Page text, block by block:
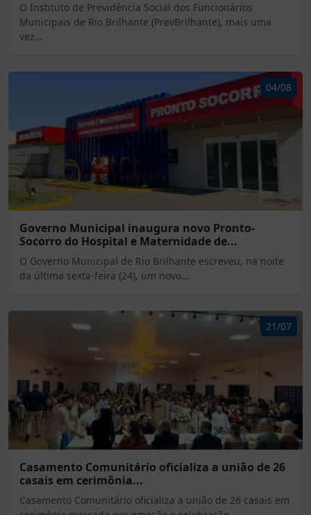
O Instituto de Previdência Social dos Funcionários
Municipais de Rio Brilhante (PrevBrilhante), mais uma
vez...
04/08
Governo Municipal inaugura novo Pronto-
Socorro do Hospital e Maternidade de...
O Governo Municipal de Rio Brilhante escreveu, na noite
da última sexta-feira (24), um novo...
21/07
Casamento Comunitário oficializa a união de 26
casais em cerimônia...
Casamento Comunitário oficializa a união de 26 casais em